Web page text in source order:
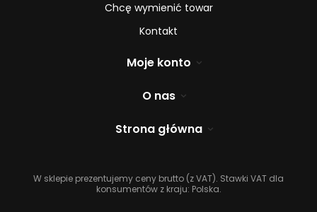
Chcę wymienić towar
Kontakt
Moje konto
O nas
Strona główna
W sklepie prezentujemy ceny brutto (z VAT). Stawki VAT dla
konsumentów z kraju: Polska.